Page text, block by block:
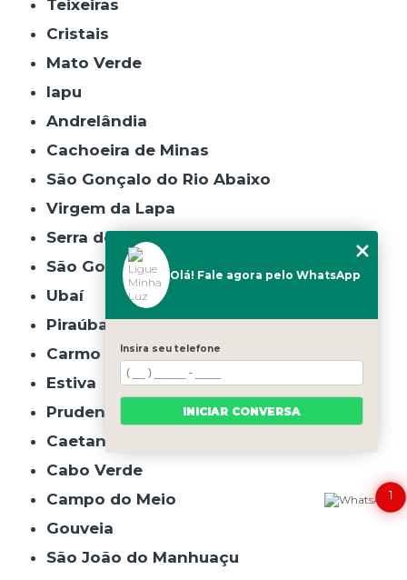
Teixeiras
Cristais
Mato Verde
Iapu
Andrelândia
Cachoeira de Minas
São Gonçalo do Rio Abaixo
Virgem da Lapa
Serra do Salitre
São Gonçalo do Pará
Ubaí
Piraúba
Carmo da Cachoeira
Estiva
Prudente de Morais
Caetanópolis
Cabo Verde
Campo do Meio
Gouveia
São João do Manhuaçu
1
Olá! Fale agora pelo WhatsApp
Insira seu telefone
INICIAR CONVERSA